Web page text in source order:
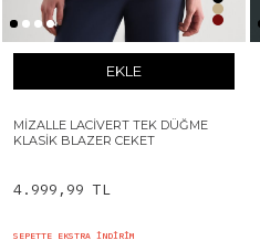
EKLE
MIZALLE LACIVERT TEK DÜĞME
KLASIK BLAZER CEKET
4.999,99 TL
SEPETTE EKSTRA İNDİRİM